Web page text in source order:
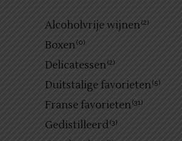
Alcoholvrije wijnen(2)
Boxen(0)
Delicatessen(2)
Duitstalige favorieten(5)
Franse favorieten(31)
Gedistilleerd(3)